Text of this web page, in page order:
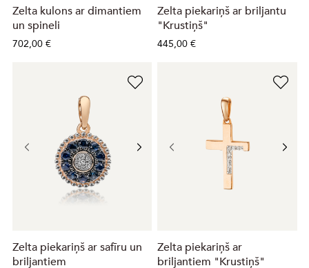
Zelta kulons ar dimantiem
un spineli
702,00 €
Zelta piekariņš ar briljantu
"Krustiņš"
445,00 €
Zelta piekariņš ar safīru un
briljantiem
Zelta piekariņš ar
briljantiem "Krustiņš"